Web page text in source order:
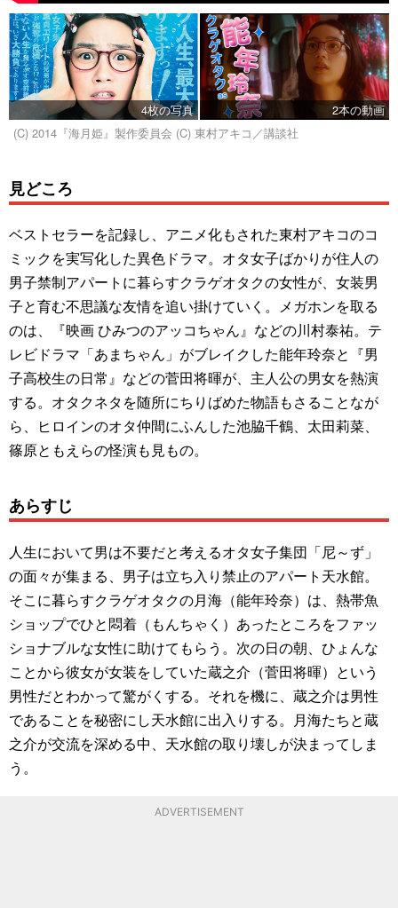
4枚の写真
2本の動画
(C) 2014『海月姫』製作委員会 (C) 東村アキコ／講談社
見どころ
ベストセラーを記録し、アニメ化もされた東村アキコのコ
ミックを実写化した異色ドラマ。オタ女子ばかりが住人の
男子禁制アパートに暮らすクラゲオタクの女性が、女装男
子と育む不思議な友情を追い掛けていく。メガホンを取る
のは、『映画 ひみつのアッコちゃん』などの川村泰祐。テ
レビドラマ「あまちゃん」がブレイクした能年玲奈と『男
子高校生の日常』などの菅田将暉が、主人公の男女を熱演
する。オタクネタを随所にちりばめた物語もさることなが
ら、ヒロインのオタ仲間にふんした池脇千鶴、太田莉菜、
篠原ともえらの怪演も見もの。
あらすじ
人生において男は不要だと考えるオタ女子集団「尼～ず」
の面々が集まる、男子は立ち入り禁止のアパート天水館。
そこに暮らすクラゲオタクの月海（能年玲奈）は、熱帯魚
ショップでひと悶着（もんちゃく）あったところをファッ
ショナブルな女性に助けてもらう。次の日の朝、ひょんな
ことから彼女が女装をしていた蔵之介（菅田将暉）という
男性だとわかって驚がくする。それを機に、蔵之介は男性
であることを秘密にし天水館に出入りする。月海たちと蔵
之介が交流を深める中、天水館の取り壊しが決まってしま
う。
ADVERTISEMENT